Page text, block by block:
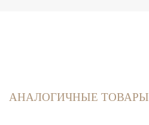
АНАЛОГИЧНЫЕ ТОВАРЫ